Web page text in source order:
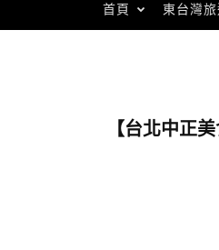
首頁 東台灣
【台北中正